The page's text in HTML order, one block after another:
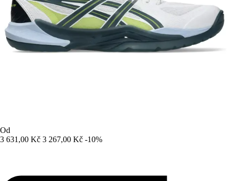
Od
3 631,00 Kč 3 267,00 Kč -10%